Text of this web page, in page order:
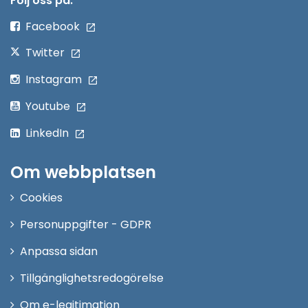
Facebook
Twitter
Instagram
Youtube
LinkedIn
Om webbplatsen
Cookies
Personuppgifter - GDPR
Anpassa sidan
Tillgänglighetsredogörelse